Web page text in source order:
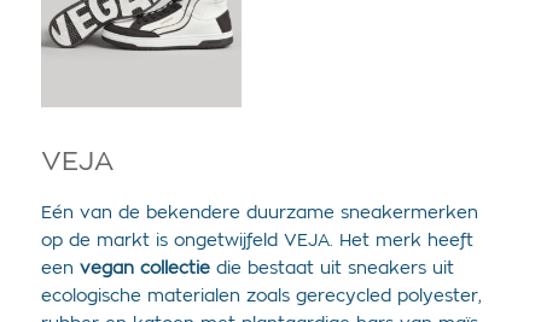
VEJA
Eén van de bekendere duurzame sneakermerken
op de markt is ongetwijfeld VEJA. Het merk heeft
een vegan collectiedie bestaat uit sneakers uit
ecologische materialen zoals gerecycled polyester,